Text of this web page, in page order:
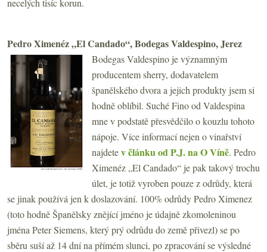
Pedro Ximenéz „El Candado“, Bodegas Valdespino, Jerez
Bodegas Valdespino je významným
producentem sherry, dodavatelem
španělského dvora a jejich produkty jsem si
hodně oblíbil. Suché Fino od Valdespina
mne v podstatě přesvědčilo o kouzlu tohoto
nápoje. Více informací nejen o vinařství
najdetev článku od P.J. na O Víně. Pedro
Ximenéz „El Candado“ je pak takový trochu
úlet, je totiž vyroben pouze z odrůdy, která
se jinak používá jen k doslazování. 100% odrůdyPedro Ximenez
(toto hodně Španělsky znějící jméno je údajně zkomoleninou
jména Peter Siemens, který prý odrůdu do země přivezl)se po
sběru suší až 14 dní na přímém slunci, po zpracování se výsledné